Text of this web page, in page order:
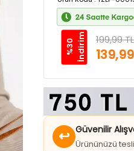
%
3
0
İ
n
d
i
r
i m 199,99 TL
↩ Güvenilir
Ürününüzü